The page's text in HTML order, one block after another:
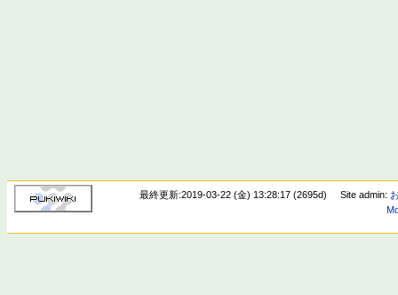
最終更新:2019-03-22 (金) 13:28:17 (2695d) Site admin: